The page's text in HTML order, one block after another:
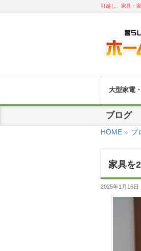
引越し、家具・
大型家電
ブログ
HOME » ブ
家具を
2025年1月16日